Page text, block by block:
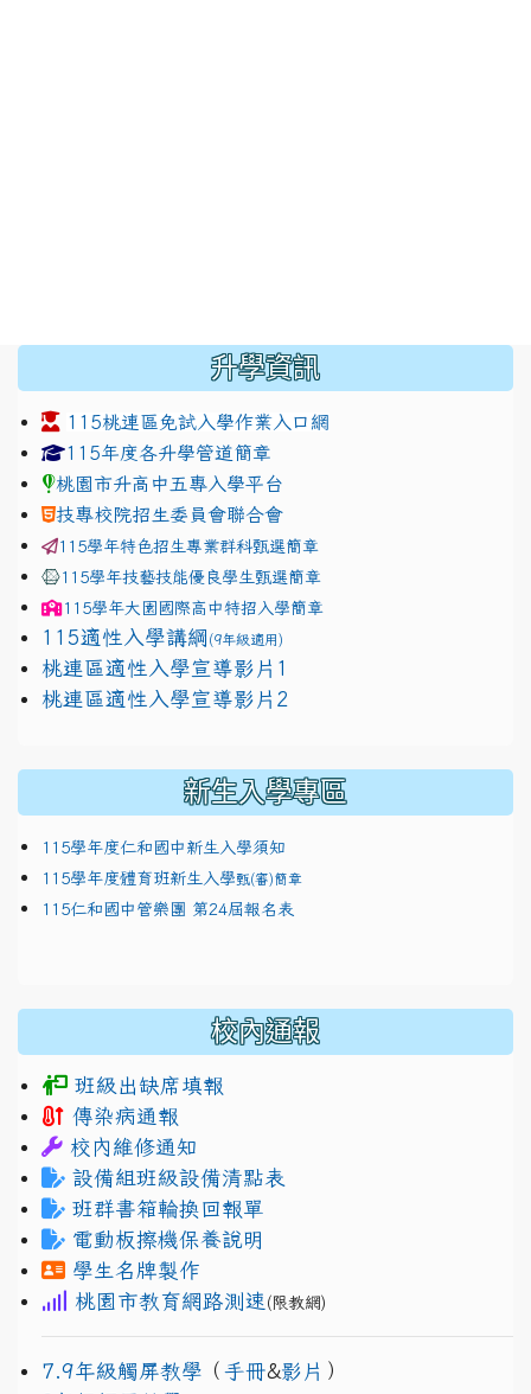
升學資訊
115桃連區免試入學作業入口網
link to https://www.jhjhs.tyc.edu.tw/modules/
115年度各升學管道簡章
桃園市升高中五專入學平台
技專校院招生委員會聯合會
115學年特色招生專業群科甄選簡章
115學年技藝技能優良學生甄選簡章
115學年大園國際高中特招入學簡章
115適性入學講綱 (9年級適用)
link to https://docs.google.com/presentation/d/
桃連區適性入學宣導影片1
link to https://docs.google.com/presentation/d/
桃連區適性入學宣導影片2
新生入學專區
115學年度仁和國中新生入學須知
115學年度體育班新生入學甄(審)簡章
115仁和國中管樂團 第24屆報名表
校內通報
班級出缺席填報
傳染病通報
校內維修通知
設備組班級設備清點表
班群書箱輪換回報單
電動板擦機保養說明
學生名牌製作
桃園市教育網路測速 (限教網)
7.9年級觸屏教學 （ 手冊&影片 ）